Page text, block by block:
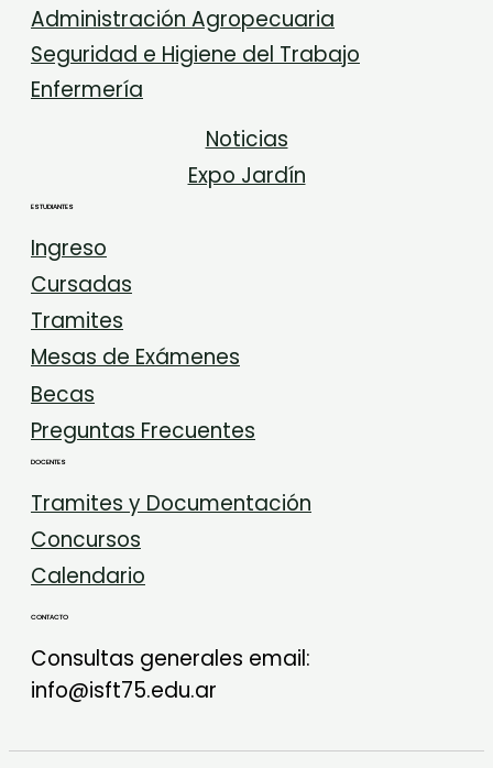
Administración Agropecuaria
Seguridad e Higiene del Trabajo
Enfermería
Noticias
Expo Jardín
ESTUDIANTES
Ingreso
Cursadas
Tramites
Mesas de Exámenes
Becas
Preguntas Frecuentes
DOCENTES
Tramites y Documentación
Concursos
Calendario
CONTACTO
Consultas generales email:
info@isft75.edu.ar